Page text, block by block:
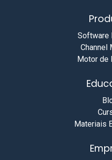
Software
Channel
Motor de
Materiais